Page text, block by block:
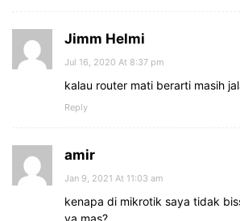
Jimm Helmi
Jul 16, 2020 At 8:37 pm
kalau router mati berarti masih
Reply
amir
Jan 9, 2021 At 11:03 am
kenapa di mikrotik saya tidak